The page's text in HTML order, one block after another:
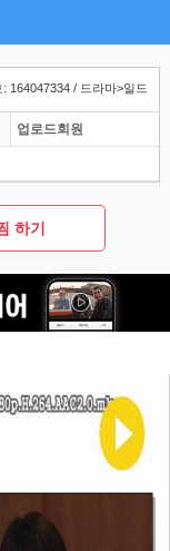
164047334 / 드라마>일드
업로드회원
하기